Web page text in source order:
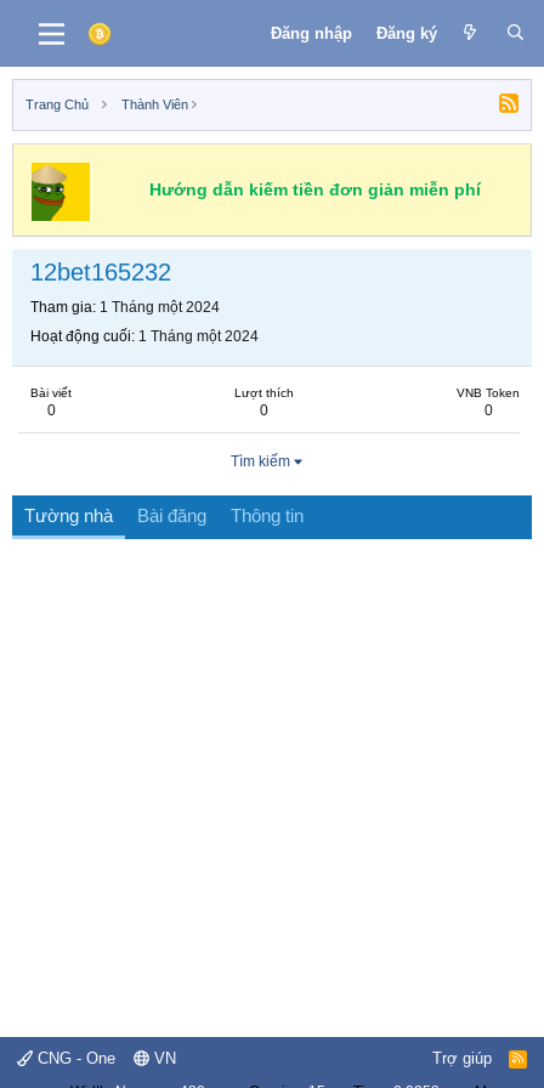
Đăng nhập Đăng ký
Trang Chủ Thành Viên
Hướng dẫn kiếm tiền đơn giản miễn phí
12bet165232
Tham gia 1 Tháng một 2024
Hoạt động cuối 1 Tháng một 2024
Bài viết
0
Lượt thích
0
VNB Token
0
Tìm kiếm
Tường nhà Bài đăng Thông tin
CNG - One VN Trợ giúp
R